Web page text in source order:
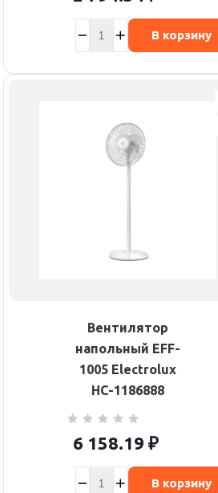
В корзину
Вентилятор
напольный EFF-
1005 Electrolux
НС-1186888
6 158.19 ₽
В корзину